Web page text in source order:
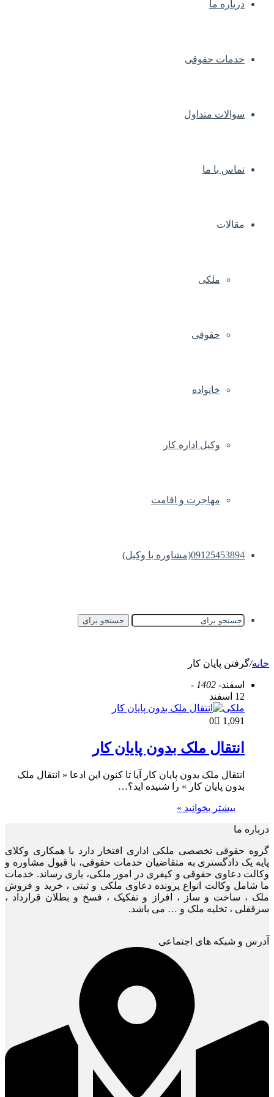
درباره ما
خدمات حقوقی
سوالات متداول
تماس با ما
مقالات
ملکی
حقوقی
خانواده
وکیل اداره کار
مهاجرت و اقامت
09125453894(مشاوره با وکیل)
جستجو برای
خانه/گرفتن پایان کار
اسفند- 1402 -
12 اسفند
ملکی
0
1,091
انتقال ملک بدون پایان کار
انتقال ملک بدون پایان کار آیا تا کنون این ادعا « انتقال ملک
بدون پایان کار » را شنیده اید؟…
بیشتر بخوانید »
درباره ما
گروه حقوقی تخصصی ملکی اداری افتخار دارد با همکاری وکلای
پایه یک دادگستری به متقاضیان خدمات حقوقی، با قبول مشاوره و
وکالت دعاوی حقوقی و کیفری در امور ملکی، یاری رساند. خدمات
ما شامل وکالت انواع پرونده دعاوی ملکی و ثبتی ، خرید و فروش
ملک ، ساخت و ساز ، افراز و تفکیک ، فسخ و بطلان قرارداد ،
سرقفلی ، تخلیه ملک و … می باشد.
آدرس و شبکه های اجتماعی